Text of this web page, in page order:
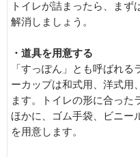
トイレが詰まったら、まず
解消しましょう。
・道具を用意する
「すっぽん」とも呼ばれ
ーカップは和式用、洋式用
ます。トイレの形に合った
ほかに、ゴム手袋、ビニー
を用意します。